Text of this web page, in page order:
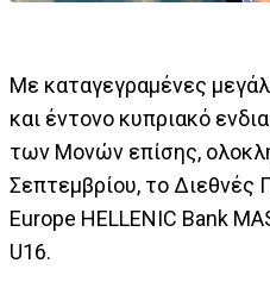
Με καταγεγραμένες
και έντονο κυπριακό
των Μονών επίσης,
Σεπτεμβρίου, το
Europe HELLENIC Bank
U16.